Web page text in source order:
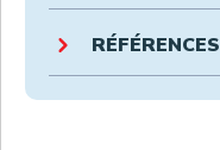
RÉFÉRENCES